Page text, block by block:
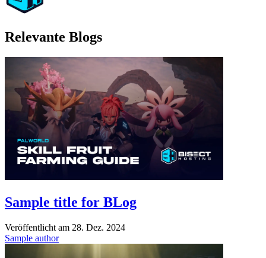
Relevante Blogs
Sample title for BLog
Veröffentlicht am 28. Dez. 2024
Sample author